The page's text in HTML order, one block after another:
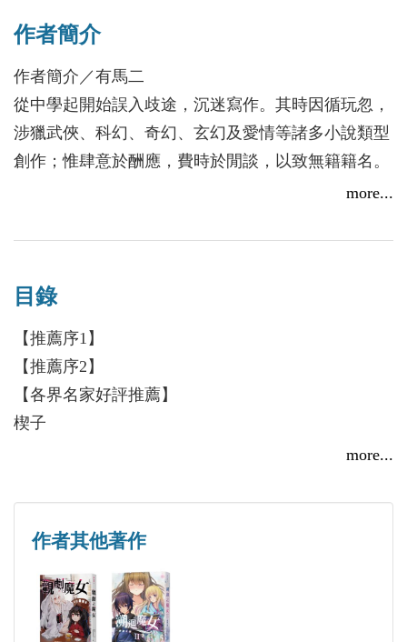
家八千子──讚嘆推薦！
公元二零五零年，突然現身的綠色巨蟲「俄里昂」毀
滅了大部分的人類文明與科技，人類幾乎全滅。「全
知」之魔女奏決定製作時光機，拜託「溯迴」之魔女
澈底改變歷史！殊不知人算不如天算，在旅程途中卻
房兆麟撐不住經年病患身亡。遺囑居然聲明將畢生事
業及財產幾乎完全授予庸碌無能的長子房岳昌，而非
最有經營才能的愛女房宛萍。
房宛萍無法理解，拒不接受，竟然引來神祕殺手追
以重新展開一次人生——
再度經歷一模一樣的事件經過，房宛萍慢慢發現埋藏
在慘劇幕後的巨大惡意、父親從貧工一夜致富的房家
作者簡介
作者簡介／有馬二
從中學起開始誤入歧途，沉迷寫作。其時因循玩忽，
涉獵武俠、科幻、奇幻、玄幻及愛情等諸多小說類型
創作；惟肆意於酬應，費時於閒談，以致無籍籍名。
人到中年，僥倖以《溯迴之魔女》獲得第五屆島田莊
協助，得以首度將拙作於大眾面前披露，期望同系列
推特：＠arima_ni
粉專：有馬二 Arima Ni
網站：https://arimani.wordpress.com/
面的繪製，感受到很大的壓力，怕畫得不夠好看。單
單是女主角的頭部，我大概重畫了四次以上吧…
希望大家會喜歡這個無劇透的同時也有一點隱藏劇透
(?)的封面?
more...
目錄
【推薦序1】
【推薦序2】
【各界名家好評推薦】
楔子
第參回 刀過嶺頭存道義 網竊人跡惹風波
第肆回 藏身酒店窺慟訊 現影飛彈絕鬬塵
第陸回 夫妻斷絕鳴鼓角 母女相逢起干戈
第柒回 家事難求訟庭斷 故人自得連嶂來
more...
作者其他著作